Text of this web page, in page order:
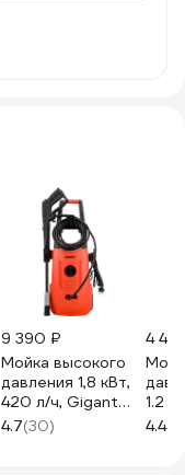
9 390 ₽
Мойка высокого
давления 1,8 кВт,
420 л/ч, Gigant
GLU-06
4.7(30)
4
1.2
4.4